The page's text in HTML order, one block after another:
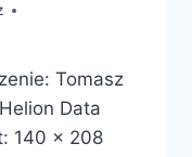
Tomasz
Data
140 x 208